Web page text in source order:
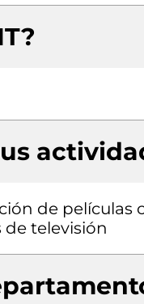
de películas
de televisión